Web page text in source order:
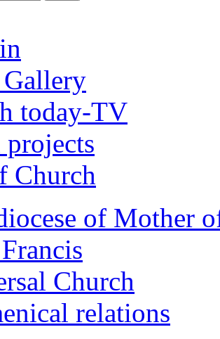
today-TV
projects
Church
of Mother
Church
relations